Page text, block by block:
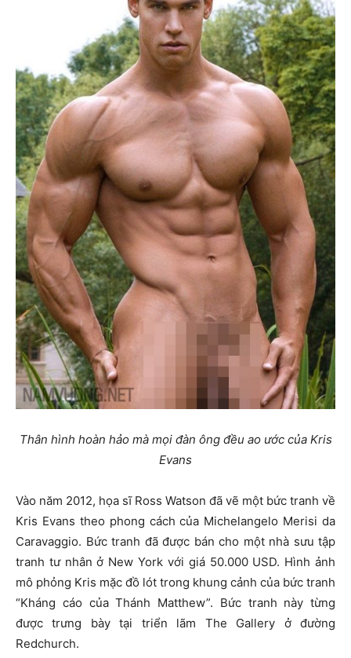
Thân hình hoàn hảo mà mọi đàn ông đều ao ước của Kris
Evans
Vào năm 2012, họa sĩ Ross Watson đã vẽ một bức tranh về
Kris Evans theo phong cách của Michelangelo Merisi da
Caravaggio. Bức tranh đã được bán cho một nhà sưu tập
tranh tư nhân ở New York với giá 50.000 USD. Hình ảnh
mô phỏng Kris mặc đồ lót trong khung cảnh của bức tranh
“Kháng cáo của Thánh Matthew”. Bức tranh này từng
được trưng bày tại triển lãm The Gallery ở đường
Redchurch.